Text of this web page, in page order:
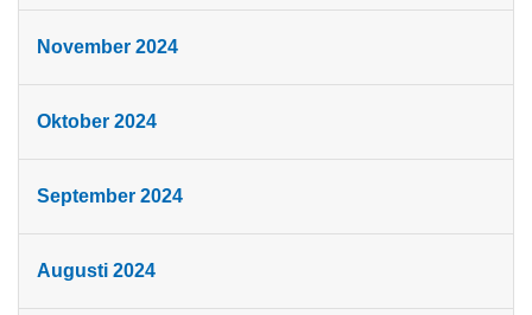
November 2024
Oktober 2024
September 2024
Augusti 2024